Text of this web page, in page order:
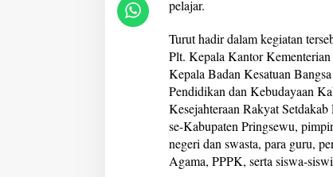
t
i
k
e
8
0
K
e
m
pelajar.
Turut hadir dalam kegiatan
Plt. Kepala Kantor
Kepala Badan Kesatuan
Pendidikan dan Kebudayaan
Kesejahteraan Rakyat
se-Kabupaten Pringsewu,
negeri dan swasta, para guru,
Agama, PPPK, serta siswa-